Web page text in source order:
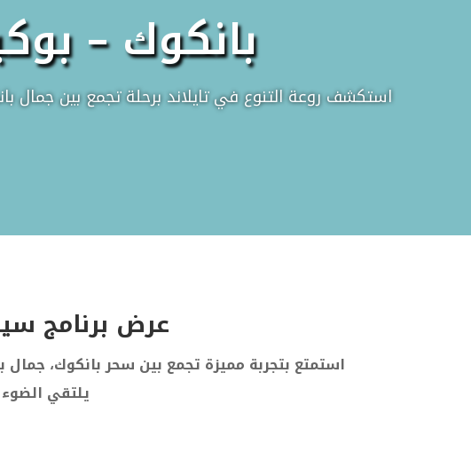
بانكوك –
استكشف روعة التنوع في تايلاند برحلة تجمع بين جمال
عرض برنامج سياحي
استمتع بتجربة مميزة تجمع بين سحر بانكوك،
يلتقي